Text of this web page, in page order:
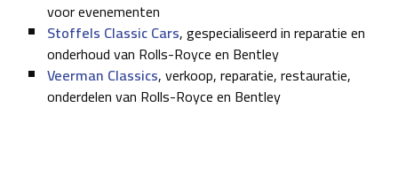
voor evenementen
Stoffels Classic Cars, gespecialiseerd in reparatie en
onderhoud van Rolls-Royce en Bentley
Veerman Classics, verkoop, reparatie, restauratie,
onderdelen van Rolls-Royce en Bentley